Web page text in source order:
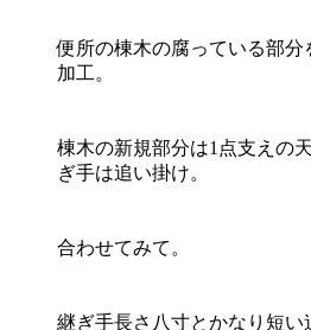
便所の棟木の腐っている部分
加工。
棟木の新規部分は1点支えの
ぎ手は追い掛け。
合わせてみて。
継ぎ手長さ八寸とかなり短い